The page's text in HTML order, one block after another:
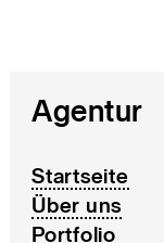
Agentur
Startseite
Über uns
Portfolio